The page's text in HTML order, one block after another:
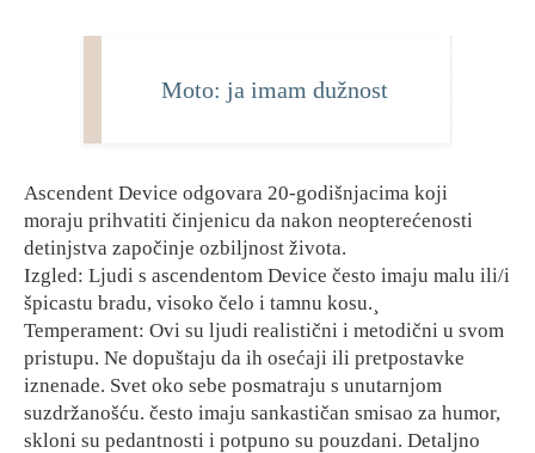
Moto: ja imam dužnost
Ascendent Device odgovara 20-godišnjacima koji
moraju prihvatiti činjenicu da nakon neopterećenosti
detinjstva započinje ozbiljnost života.
Izgled: Ljudi s ascendentom Device često imaju malu ili/i
špicastu bradu, visoko čelo i tamnu kosu.¸
Temperament: Ovi su ljudi realistični i metodični u svom
pristupu. Ne dopuštaju da ih osećaji ili pretpostavke
iznenade. Svet oko sebe posmatraju s unutarnjom
suzdržanošću. često imaju sankastičan smisao za humor,
skloni su pedantnosti i potpuno su pouzdani. Detaljno